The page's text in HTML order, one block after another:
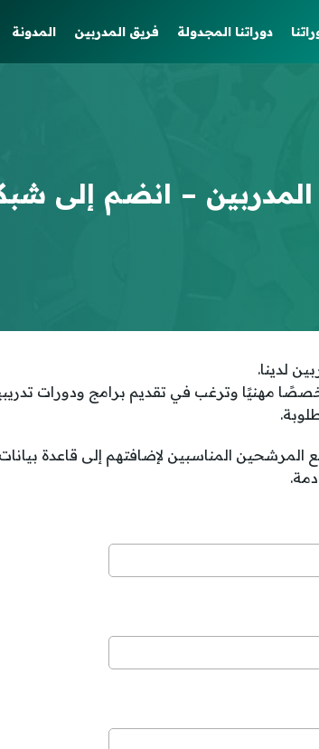
دوراتنا المجدولة فريق المدربين المدونة
– انضم إلى
لدينا.
مهنيًا وترغب في تقديم برامج ودورات
المناسبين لإضافتهم إلى قاعدة